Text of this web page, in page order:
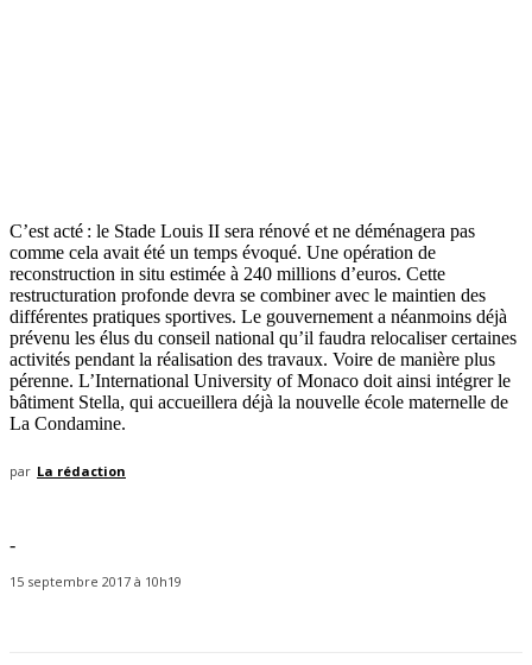
C’est acté : le Stade Louis II sera rénové et ne déménagera pas
comme cela avait été un temps évoqué. Une opération de
reconstruction in situ estimée à 240 millions d’euros. Cette
restructuration profonde devra se combiner avec le maintien des
différentes pratiques sportives. Le gouvernement a néanmoins déjà
prévenu les élus du conseil national qu’il faudra relocaliser certaines
activités pendant la réalisation des travaux. Voire de manière plus
pérenne. L’International University of Monaco doit ainsi intégrer le
bâtiment Stella, qui accueillera déjà la nouvelle école maternelle de
La Condamine.
par La rédaction
-
15 septembre 2017 à 10h19